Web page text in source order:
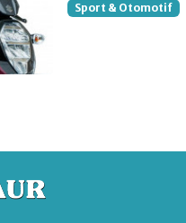
Sport & Otomotif